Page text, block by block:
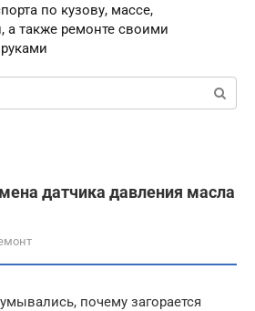
по кузову, массе,
а также ремонте своими
руками
датчика давления масла
почему загорается